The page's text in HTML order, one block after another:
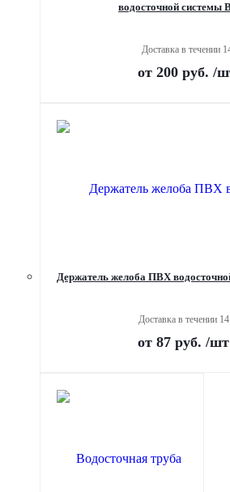
водосточной системы
Доставка в течении
от 200 руб. /
Держатель желоба ПВХ
Доставка в течении
от 87 руб. /шт